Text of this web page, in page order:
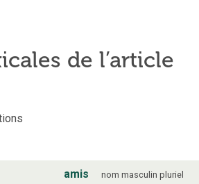
de l’article
amis nom masculin pluriel